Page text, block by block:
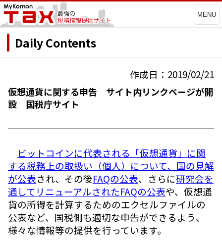
MENU
Daily Contents
作成日：2019/02/21
仮想通貨に関する申告 サイト内リンクページが開
設 国税庁サイト
ビットコインに代表される「仮想通貨」に関
する税務上の取扱い（個人）について、国の見解
が公表され、その後FAQの公表、さらに研究会を
通してリニューアルされたFAQの公表や、仮想通
貨の所得を計算するためのエクセルファイルの
公表など、国税側も適切な申告ができるよう、
様々な情報等の提供を行っています。